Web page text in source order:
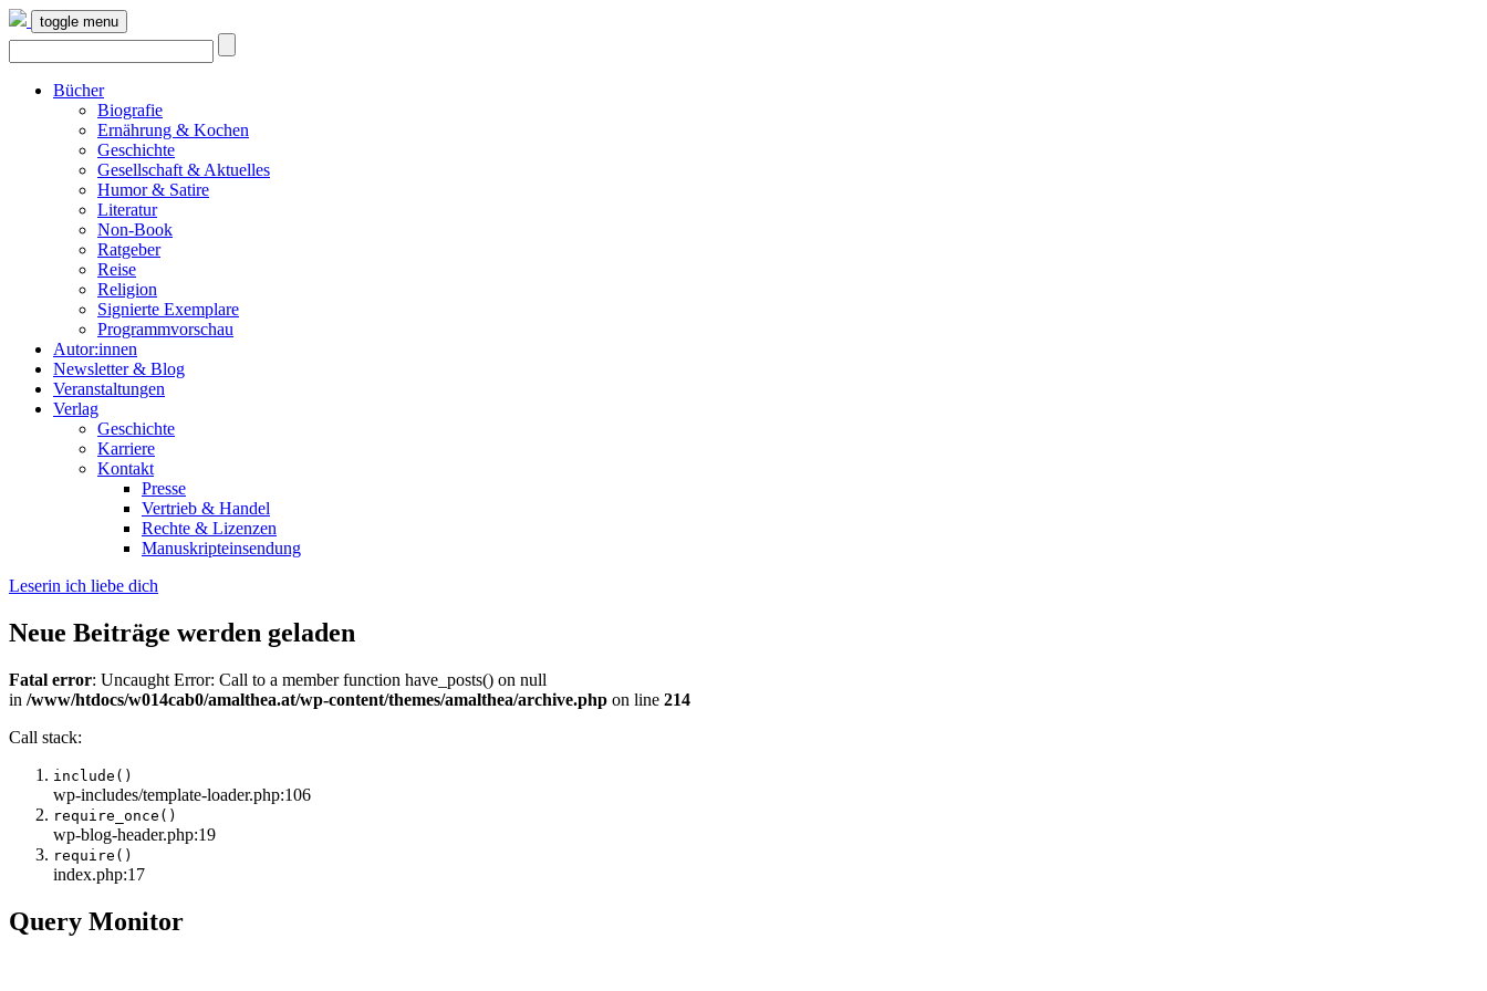
toggle menu
Bücher
Biografie
Ernährung & Kochen
Geschichte
Gesellschaft & Aktuelles
Humor & Satire
Literatur
Non-Book
Ratgeber
Reise
Religion
Signierte Exemplare
Programmvorschau
Autor:innen
Newsletter & Blog
Veranstaltungen
Verlag
Geschichte
Karriere
Kontakt
Presse
Vertrieb & Handel
Rechte & Lizenzen
Manuskripteinsendung
Leserin ich liebe dich
Neue Beiträge werden geladen
Fatal error: Uncaught Error: Call to a member function have_posts() on null
in /www/htdocs/w014cab0/amalthea.at/wp-content/themes/amalthea/archive.php on line 214
Call stack:
include()
wp-includes/template-loader.php:106
require_once()
wp-blog-header.php:19
require()
index.php:17
Query Monitor